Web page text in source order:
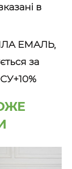
в
ЕМАЛЬ,
за